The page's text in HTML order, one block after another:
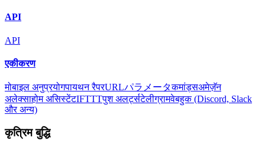
API
API
एकीकरण
मोबाइल अनुप्रयोगपायथन रैपरURLパラメータकमांड्सअमेज़ॅन
अलेक्साहोम असिस्टेंटIFTTTपुश अलर्ट्सटेलीग्रामवेबहुक (Discord, Slack
और अन्य)
कृत्रिम बुद्धि